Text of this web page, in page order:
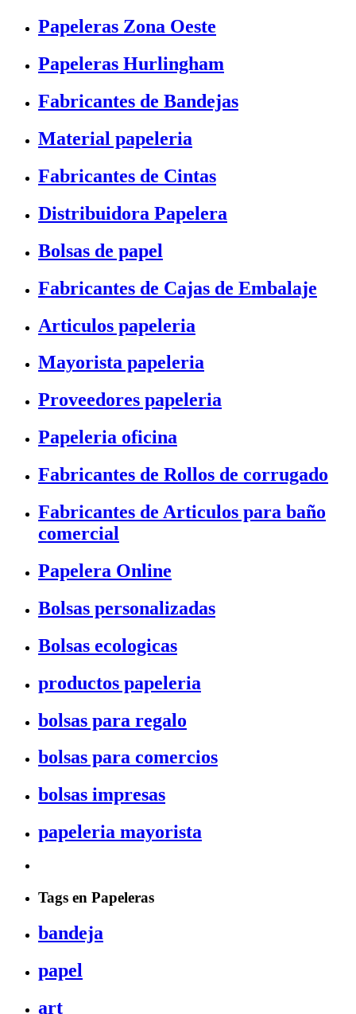
Papeleras Zona Oeste
Papeleras Hurlingham
Fabricantes de Bandejas
Material papeleria
Fabricantes de Cintas
Distribuidora Papelera
Bolsas de papel
Fabricantes de Cajas de Embalaje
Articulos papeleria
Mayorista papeleria
Proveedores papeleria
Papeleria oficina
Fabricantes de Rollos de corrugado
Fabricantes de Articulos para baño
comercial
Papelera Online
Bolsas personalizadas
Bolsas ecologicas
productos papeleria
bolsas para regalo
bolsas para comercios
bolsas impresas
papeleria mayorista
Tags en Papeleras
bandeja
papel
art